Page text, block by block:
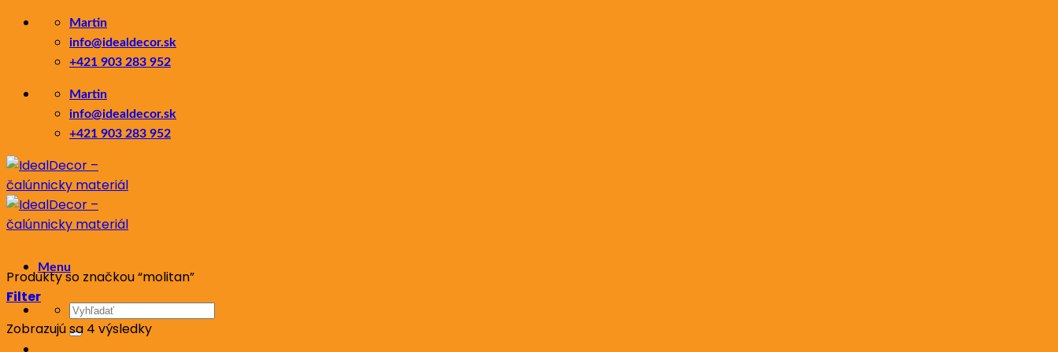
Skip
content
Martin
info@idealdecor.sk
+421 903 283 952
Martin
info@idealdecor.sk
+421 903 283 952
Menu
Hľadať:
Produkty so značkou “molitan”
Filter
Zobrazujú sa 4 výsledkyZoradené